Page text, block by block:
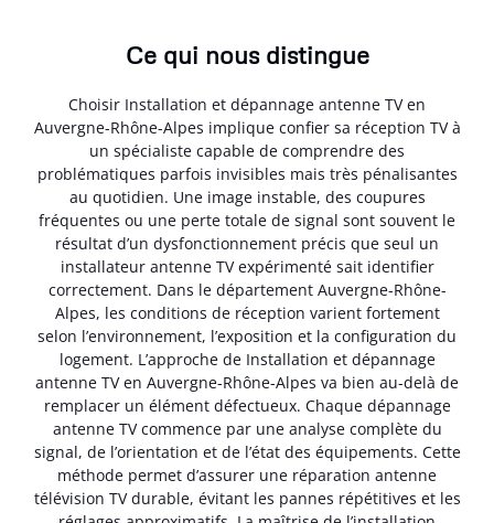
Ce qui nous distingue
Choisir Installation et dépannage antenne TV en
Auvergne-Rhône-Alpes implique confier sa réception TV à
un spécialiste capable de comprendre des
problématiques parfois invisibles mais très pénalisantes
au quotidien. Une image instable, des coupures
fréquentes ou une perte totale de signal sont souvent le
résultat d’un dysfonctionnement précis que seul un
installateur antenne TV expérimenté sait identifier
correctement. Dans le département Auvergne-Rhône-
Alpes, les conditions de réception varient fortement
selon l’environnement, l’exposition et la configuration du
logement. L’approche de Installation et dépannage
antenne TV en Auvergne-Rhône-Alpes va bien au-delà de
remplacer un élément défectueux. Chaque dépannage
antenne TV commence par une analyse complète du
signal, de l’orientation et de l’état des équipements. Cette
méthode permet d’assurer une réparation antenne
télévision TV durable, évitant les pannes répétitives et les